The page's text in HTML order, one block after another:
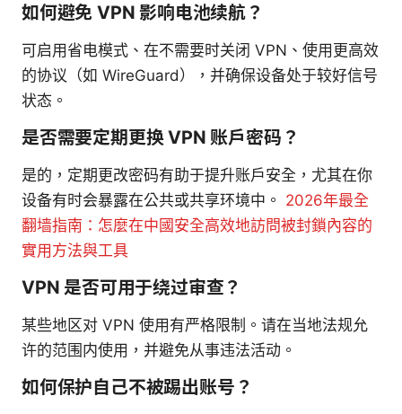
如何避免 VPN 影响电池续航？
可启用省电模式、在不需要时关闭 VPN、使用更高效
的协议（如 WireGuard），并确保设备处于较好信号
状态。
是否需要定期更换 VPN 账户密码？
是的，定期更改密码有助于提升账户安全，尤其在你
设备有时会暴露在公共或共享环境中。 2026年最全
翻墙指南：怎麼在中國安全高效地訪問被封鎖內容的
實用方法與工具
VPN 是否可用于绕过审查？
某些地区对 VPN 使用有严格限制。请在当地法规允
许的范围内使用，并避免从事违法活动。
如何保护自己不被踢出账号？